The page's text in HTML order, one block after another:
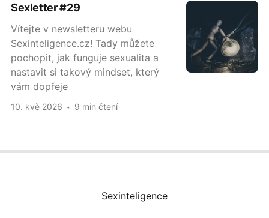
Sexletter #29
Vítejte v newsletteru webu
Sexinteligence.cz! Tady můžete
pochopit, jak funguje sexualita a
nastavit si takový mindset, který
vám dopřeje
10. kvě 2026 9 min čtení
Sexinteligence